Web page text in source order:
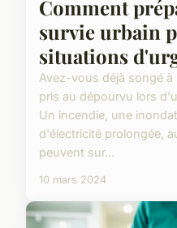
Comment
survie urbain
situations
Avez-vous déjà songé
pris au dépourvu lors
Un incendie, une
d'électricité prolongée,
peuvent sur...
10 mars 2024